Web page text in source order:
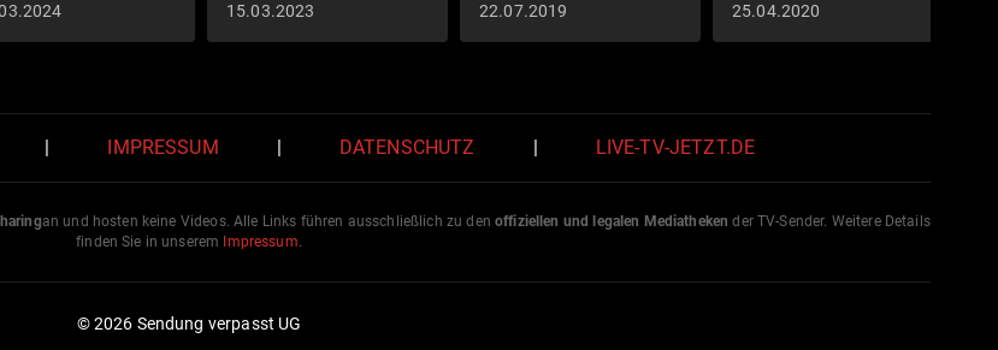
15.03.2023
22.07.2019 25.04.2020
IMPRESSUM DATENSCHUTZ LIVE-TV-JETZT.DE
an und hosten keine Videos. Alle Links führen ausschließlich zu den offiziellen und legalen Mediatheken der TV-Sender. Weitere Details
finden Sie in unserem Impressum.
© 2026 Sendung verpasst UG